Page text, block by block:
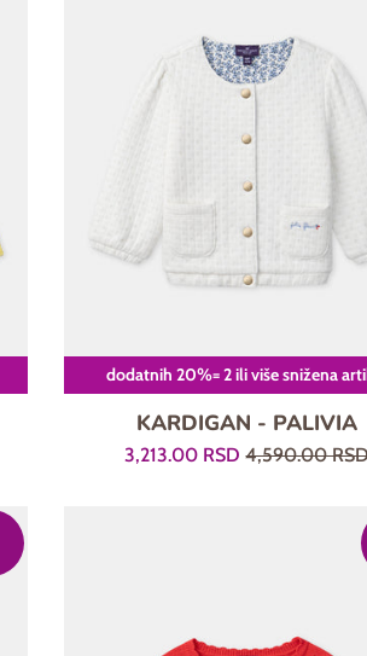
dodatnih 20%= 2 ili više snižena
KARDIGAN - PALIVIA
Prodajna
3,213.00 RSDRegularna
4,590.00